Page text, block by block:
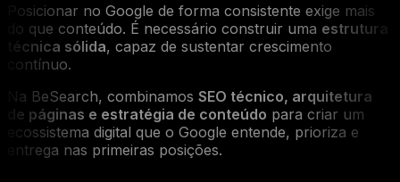
Posicionar no Google de forma consistente exige mais
do que conteúdo. É necessário construir uma estrutura
técnica sólida, capaz de sustentar crescimento
contínuo.
Na BeSearch, combinamos SEO técnico, arquitetura
de páginas e estratégia de conteúdo para criar um
ecossistema digital que o Google entende, prioriza e
entrega nas primeiras posições.